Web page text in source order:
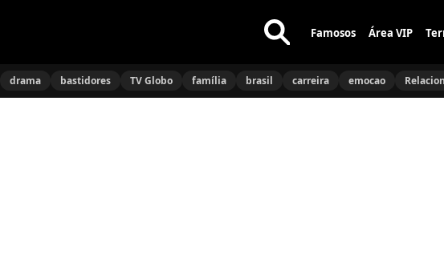
Buscar
no
Famosos Área VIP
drama bastidores TV Globo família brasil carreira emocao